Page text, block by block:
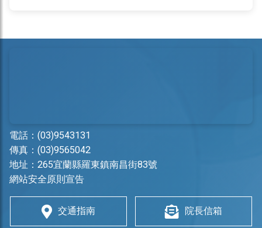
電話： (03)9543131
傳真：(03)9565042
地址： 265宜蘭縣羅東鎮南昌街83號
網站安全原則宣告
交通指南 院長信箱